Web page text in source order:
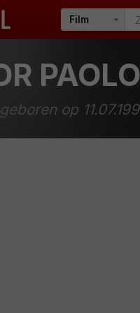
PAOLO
op